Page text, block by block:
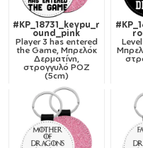
#KP_18731_keypu_r
ound_pink
Player 3 has entered
the Game, Μπρελόκ
Δερματίνη,
στρογγυλό ΡΟΖ
(5cm)